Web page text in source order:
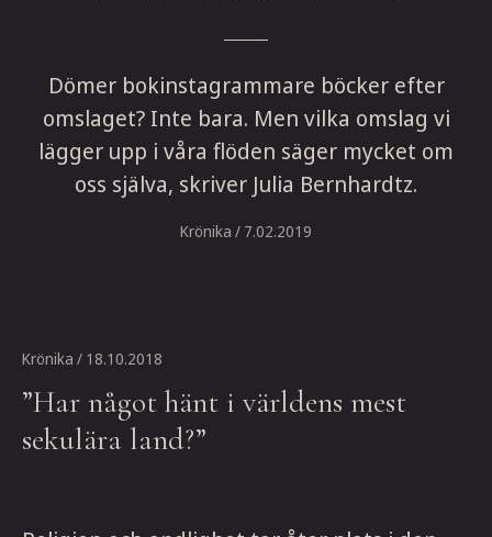
Dömer bokinstagrammare böcker efter
omslaget? Inte bara. Men vilka omslag vi
lägger upp i våra flöden säger mycket om
oss själva, skriver Julia Bernhardtz.
Krönika / 7.02.2019
Krönika / 18.10.2018
”Har något hänt i världens mest
sekulära land?”